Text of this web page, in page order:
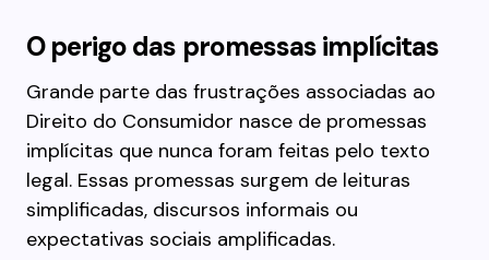
O perigo das promessas implícitas
Grande parte das frustrações associadas ao
Direito do Consumidor nasce de promessas
implícitas que nunca foram feitas pelo texto
legal. Essas promessas surgem de leituras
simplificadas, discursos informais ou
expectativas sociais amplificadas.